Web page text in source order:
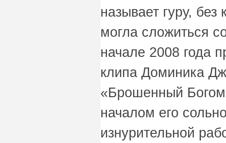
называет гуру,
могла сложиться
начале 2008 года
клипа Доминика
«Брошенный
началом его
изнурительной